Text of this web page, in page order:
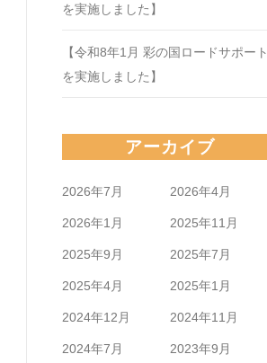
を実施しました】
【令和8年1月 彩の国ロードサポート
を実施しました】
アーカイブ
2026年7月 2026年4月
2026年1月 2025年11月
2025年9月 2025年7月
2025年4月 2025年1月
2024年12月 2024年11月
2024年7月 2023年9月